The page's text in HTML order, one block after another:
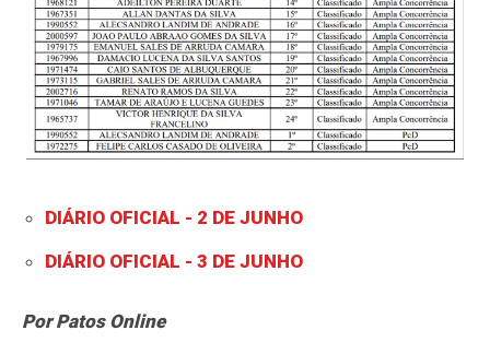
DIÁRIO OFICIAL - 2 DE JUNHO
DIÁRIO OFICIAL - 3 DE JUNHO
Por Patos Online